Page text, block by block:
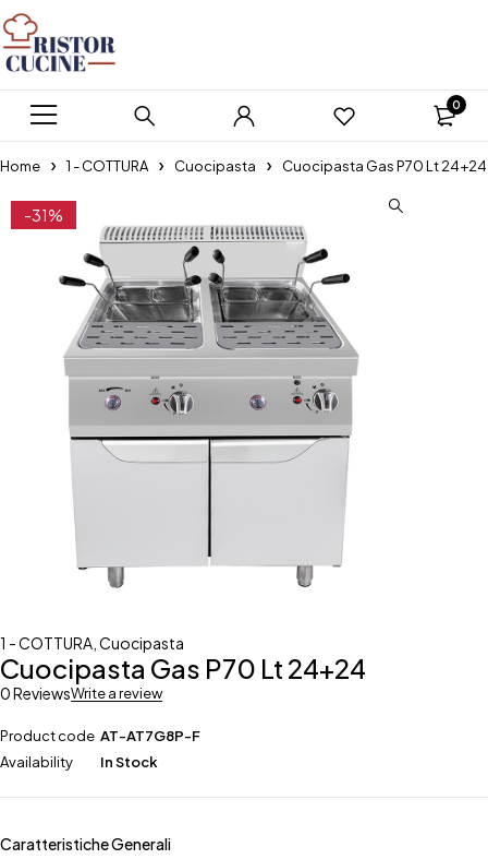
0
Home 1 - COTTURA Cuocipasta Cuocipasta Gas P70 Lt 24+24
-31%
1 - COTTURA Cuocipasta
Cuocipasta Gas P70 Lt 24+24
0 ReviewsWrite a review
Product code AT-AT7G8P-F
Availability
In Stock
Caratteristiche Generali